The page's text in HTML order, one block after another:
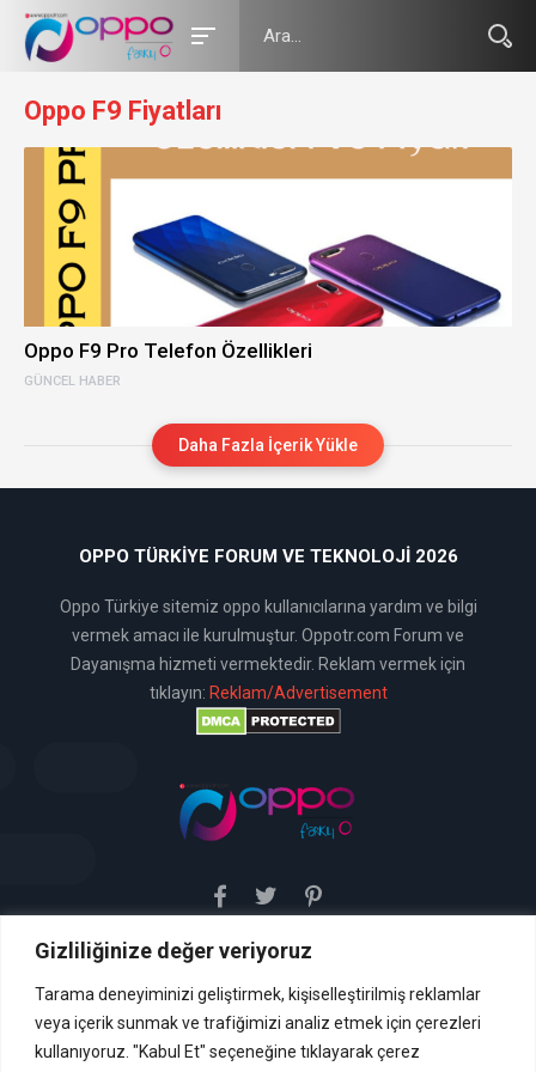
Gizliliğinize değer veriyoruz
Tarama deneyiminizi geliştirmek, kişiselleştirilmiş reklamlar
veya içerik sunmak ve trafiğimizi analiz etmek için çerezleri
kullanıyoruz. "Kabul Et" seçeneğine tıklayarak çerez
Oppo F9 Fiyatları
GÜNCEL HABER
Oppo F9 Pro Telefon Özellikleri
Daha Fazla İçerik Yükle
OPPO TÜRKIYE FORUM VE TEKNOLOJI 2026
Oppo Türkiye sitemiz oppo kullanıcılarına yardım ve bilgi
vermek amacı ile kurulmuştur. Oppotr.com Forum ve
Dayanışma hizmeti vermektedir. Reklam vermek için
tıklayın: Reklam/Advertisement
Sitemiz uyar / kaldır prensibini benimsemiştir. Sitemiz,
hizmetini vermektedir. Bu yasaya göre, Site yönetimi
hukuka aykırı içerikleri kontrol etme yükümlülüğü yoktur. Bu
nedenle, web sitemiz uyar / kaldır prensibini
benimsemiştir ve kullanmaktadır. (